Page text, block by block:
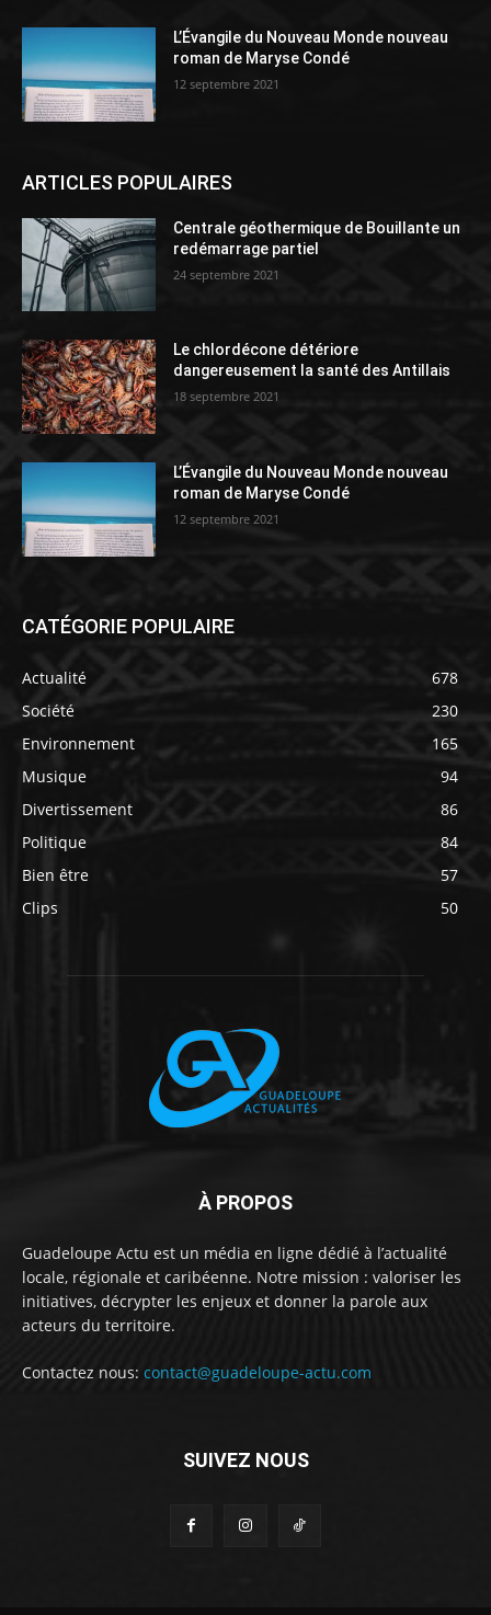
L’Évangile du Nouveau Monde nouveau
roman de Maryse Condé
12 septembre 2021
ARTICLES POPULAIRES
Centrale géothermique de Bouillante un
redémarrage partiel
24 septembre 2021
Le chlordécone détériore
dangereusement la santé des Antillais
18 septembre 2021
L’Évangile du Nouveau Monde nouveau
roman de Maryse Condé
12 septembre 2021
CATÉGORIE POPULAIRE
Actualité
678
Société
230
Environnement
165
Musique
94
Divertissement
86
Politique
84
Bien être
57
Clips
50
À PROPOS
Guadeloupe Actu est un média en ligne dédié à l’actualité
locale, régionale et caribéenne. Notre mission : valoriser les
initiatives, décrypter les enjeux et donner la parole aux
acteurs du territoire.
Contactez nous: contact@guadeloupe-actu.com
SUIVEZ NOUS